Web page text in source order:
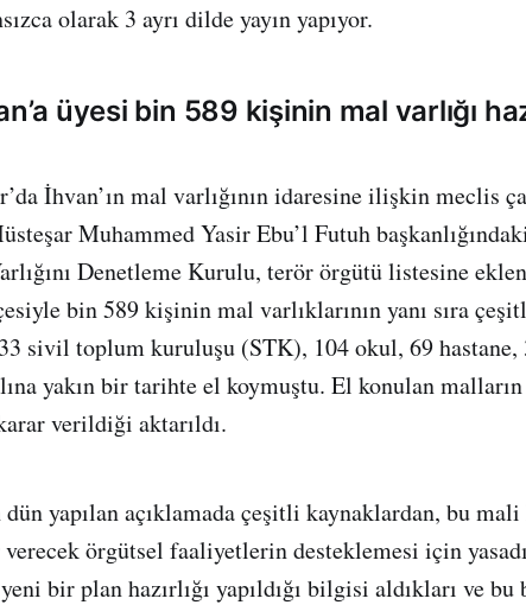
olarak 3 ayrı dilde yayın yapıyor.
üyesi bin 589 kişinin mal varlığı
İhvan’ın mal varlığının idaresine ilişkin meclis
Muhammed Yasir Ebu’l Futuh
Denetleme Kurulu, terör örgütü listesine
bin 589 kişinin mal varlıklarının yanı sıra
sivil toplum kuruluşu (STK), 104 okul, 69
yakın bir tarihte el koymuştu. El konulan
verildiği aktarıldı.
yapılan açıklamada çeşitli kaynaklardan, bu
verecek örgütsel faaliyetlerin desteklemesi için
bir plan hazırlığı yapıldığı bilgisi aldıkları ve